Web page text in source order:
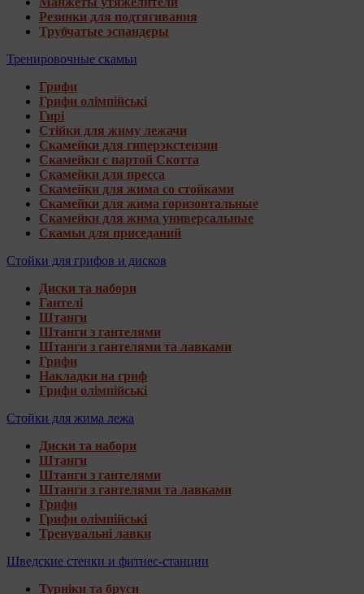
Резинки для подтягивания
Трубчатые эспандеры
Тренировочные скамьи
Грифи
Грифи олімпійські
Гирі
Стійки для жиму лежачи
Скамейки для гиперэкстензии
Скамейки с партой Скотта
Скамейки для пресса
Скамейки для жима со стойками
Скамейки для жима горизонтальные
Скамейки для жима универсальные
Скамьи для приседаний
Стойки для грифов и дисков
Диски та набори
Гантелі
Штанги
Штанги з гантелями
Штанги з гантелями та лавками
Грифи
Накладки на гриф
Грифи олімпійські
Стойки для жима лежа
Диски та набори
Штанги
Штанги з гантелями
Штанги з гантелями та лавками
Грифи
Грифи олімпійські
Тренувальні лавки
Шведские стенки и фитнес-станции
Турніки та бруси